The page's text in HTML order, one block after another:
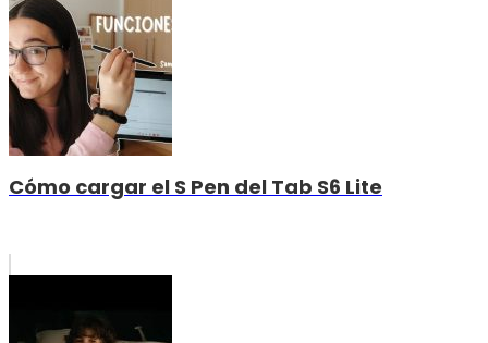
Cómo cargar el S Pen del Tab S6 Lite